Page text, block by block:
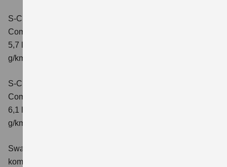
S-Cross 1.4 BOOSTERJET HYBRID ALLGRIP
Comfort+
5,7 l/100 km; kombinierter Wert der CO2-Emission: 131
g/km; CO2-Klasse: D
S-Cross 1.4 BOOSTERJET HYBRID ALLGRIP AT
Comfort+
6,1 l/100 km; kombinierter Wert der CO2-Emission: 141
g/km; CO2-Klasse: E
Swace 1.8 HYBRID CVT Comfort+
kombinierter Energieverbrauch 4,5 l/100km; kombinierter